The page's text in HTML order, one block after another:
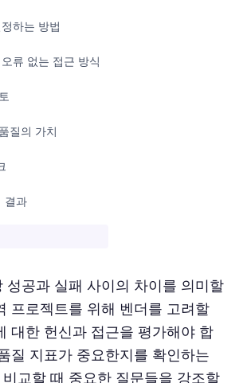
하는 방법
류 없는 접근 방식
질의 가치
결과
성공과 실패 사이의 차이를 의미할
프로젝트를 위해 벤더를 고려할
대한 헌신과 접근을 평가해야 합
질 지표가 중요한지를 확인하는
교할 때 중요한 질문들을 강조할